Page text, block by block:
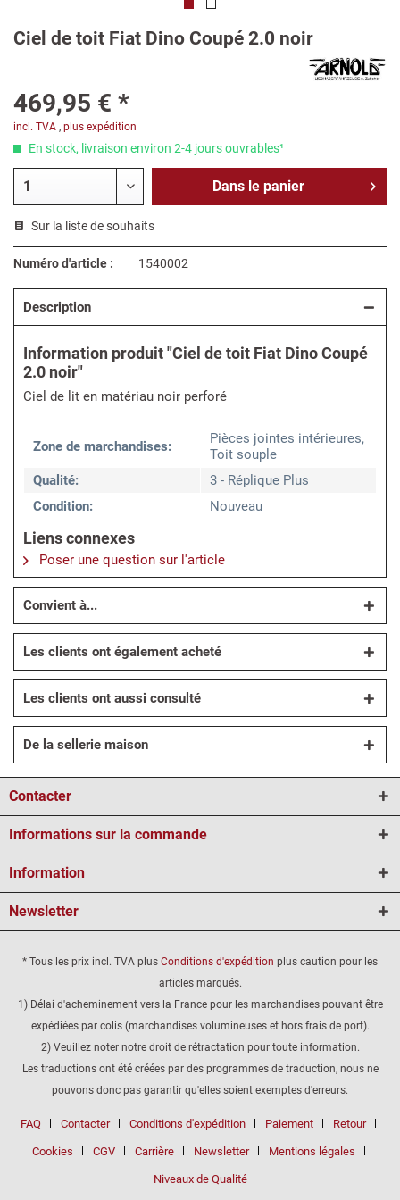
Ciel de toit Fiat Dino Coupé 2.0 noir
469,95 € *
incl. TVA , plus expédition
En stock, livraison environ 2-4 jours ouvrables¹
Dans le panier
Sur la liste de souhaits
Numéro d'article : 1540002
Description
Information produit "Ciel de toit Fiat Dino Coupé
2.0 noir"
Ciel de lit en matériau noir perforé
Zone de marchandises:
Pièces jointes intérieures,
Toit souple
Qualité:
3 - Réplique Plus
Condition:
Nouveau
Liens connexes
Poser une question sur l'article
Convient à...
Les clients ont également acheté
Les clients ont aussi consulté
De la sellerie maison
Contacter
Informations sur la commande
Information
Newsletter
* Tous les prix incl. TVA plus Conditions d'expédition plus caution pour les
articles marqués.
1) Délai d'acheminement vers la France pour les marchandises pouvant être
expédiées par colis (marchandises volumineuses et hors frais de port).
2) Veuillez noter notre droit de rétractation pour toute information.
Les traductions ont été créées par des programmes de traduction, nous ne
pouvons donc pas garantir qu'elles soient exemptes d'erreurs.
FAQ Contacter Conditions d'expédition Paiement Retour
Cookies CGV Carrière Newsletter Mentions légales
Niveaux de Qualité